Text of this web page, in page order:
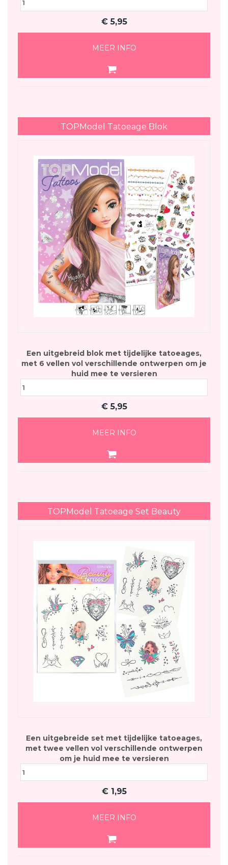
€5,95
MEER INFO
TOPModel Tatoeage Blok
Een uitgebreid blok met tijdelijke tatoeages,
met 6 vellen vol verschillende ontwerpen om je
huid mee te versieren
€5,95
MEER INFO
TOPModel Tatoeage Set Beauty
Een uitgebreide set met tijdelijke tatoeages,
met twee vellen vol verschillende ontwerpen
om je huid mee te versieren
€ 1,95
MEER INFO